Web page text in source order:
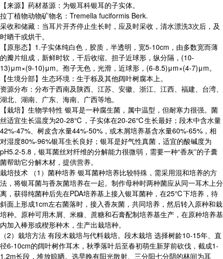
【来源】药材基源：为银耳科银耳的子实体。
拉丁植物动物矿物名：Tremella fuciformis Berk.
采收和储藏：当耳片开齐停止生长时，应及时采收，清水漂洗3次后，及
时晒干或烘干。
【原形态】1.子实体纯白色，胶质，半透明，宽5-10cm，由多数宽而薄
的瓣片组成，新鲜时软，干后收缩。担子近球形，纵分隔，(10-
13)μm×(9-10)μm。孢子无色，光滑，近球形，(6-8.5)μm×(4-7)μm。
【生境分部】生态环境：生于栎及其他阔叶树腐本上。
资源分布：分布于西南及陕西、江苏、安徽、浙江、江西、福建、台湾、
湖北、湖南、广东、海南、广西等地。
【栽培】生物学特性 银耳是一种腐生菌，属中温型，但耐寒力很强。菌
丝适宜生长温度为20-28℃，子实体在20-26℃生长最好；段木中含水量
42%-47%、树皮含水量44%-50%，或木屑培养基含水量60%-65%，相
对湿度80%-96%银耳生长良好；银耳是好气性真菌，适宜的酸碱度为
pH5.2-5.8，银耳菌丝对纤维的分解能力很微弱，需要一种“香灰”的子囊
菌帮助它分解木材，提供营养。
栽培技术 （1）菌种培养 银耳菌种培养比较特殊，需采用混和培养的方
法，将银耳菌与香灰菌培养在一起。制作母种时两种菌应从同一耳木上分
离，获得纯菌种后先在PDA培养基上接入银耳菌种，在25℃下培养，待
斜面上形成1cm左右菌落时，接入香灰菌，共同培养，然后转入原种和栽
培种。原种可用木屑、米糠、蔗糖和石膏配制培养基生产，在原种培养基
内加入棒形或楔形种木，生产出栽培种。
（2）栽培方法 有段木栽培与代料栽培。段木栽培 选择树龄10-15年、直
径6-10cm的阔叶树作耳木，秋季落叶后至春初萌生新芽前砍伐，截成1-
1.2m长段，堆放晾晒。选早晚有阳光散射、三分阳七分阴的林间为耳